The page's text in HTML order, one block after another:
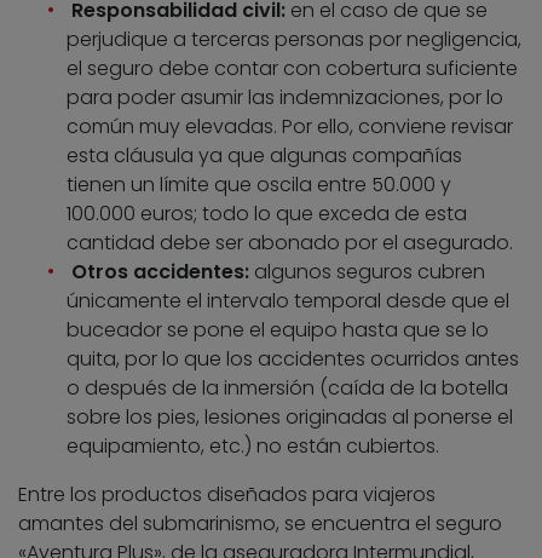
Responsabilidad civil: en el caso de que se
perjudique a terceras personas por negligencia,
el seguro debe contar con cobertura suficiente
para poder asumir las indemnizaciones, por lo
común muy elevadas. Por ello, conviene revisar
esta cláusula ya que algunas compañías
tienen un límite que oscila entre 50.000 y
100.000 euros; todo lo que exceda de esta
cantidad debe ser abonado por el asegurado.
Otros accidentes: algunos seguros cubren
únicamente el intervalo temporal desde que el
buceador se pone el equipo hasta que se lo
quita, por lo que los accidentes ocurridos antes
o después de la inmersión (caída de la botella
sobre los pies, lesiones originadas al ponerse el
equipamiento, etc.) no están cubiertos.
Entre los productos diseñados para viajeros
amantes del submarinismo, se encuentra el seguro